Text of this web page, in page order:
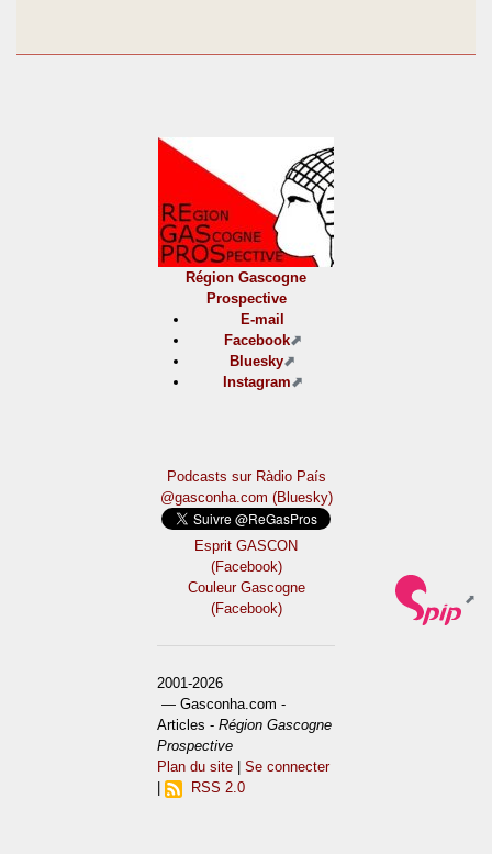
Région Gascogne
Prospective
E-mail
Facebook
Bluesky
Instagram
Podcasts sur Ràdio País
@gasconha.com (Bluesky)
Esprit GASCON
(Facebook)
Couleur Gascogne
(Facebook)
2001-2026
— Gasconha.com -
Articles -Région Gascogne
Prospective
Plan du site |Se connecter
|
RSS 2.0